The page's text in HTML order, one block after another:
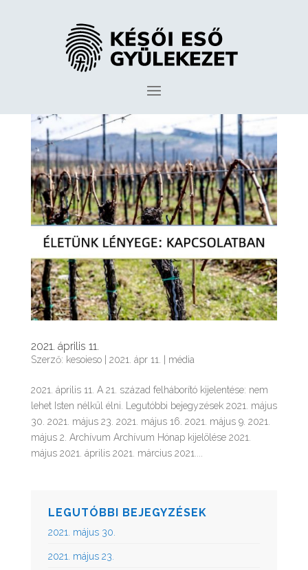
2021. április 11.
Szerző: kesoieso| 2021. ápr 11. média
2021. április 11. A 21. század felháborító kijelentése: nem
lehet Isten nélkül élni. Legutóbbi bejegyzések 2021. május
30. 2021. május 23. 2021. május 16. 2021. május 9. 2021.
május 2. Archívum Archívum Hónap kijelölése 2021.
május 2021. április 2021. március 2021....
LEGUTÓBBI BEJEGYZÉSEK
2021. május 30.
2021. május 23.